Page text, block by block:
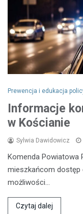
Prewencja i edukacja
Informacje
w Kościanie
Sylwia Dawidowicz
Komenda Powiatowa
mieszkańcom dostęp
możliwości…
Czytaj dalej